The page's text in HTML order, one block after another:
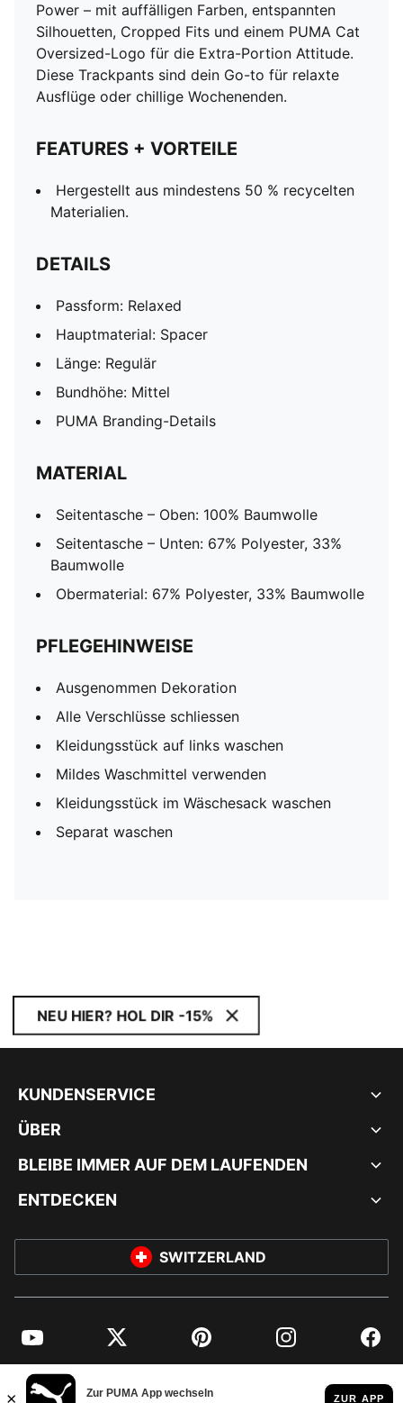
Power – mit auffälligen Farben, entspannten
Silhouetten, Cropped Fits und einem PUMA Cat
Oversized-Logo für die Extra-Portion Attitude.
Diese Trackpants sind dein Go-to für relaxte
Ausflüge oder chillige Wochenenden.
FEATURES + VORTEILE
Hergestellt aus mindestens 50 % recycelten
Materialien.
DETAILS
Passform: Relaxed
Hauptmaterial: Spacer
Länge: Regulär
Bundhöhe: Mittel
PUMA Branding-Details
MATERIAL
Seitentasche – Oben: 100% Baumwolle
Seitentasche – Unten: 67% Polyester, 33%
Baumwolle
Obermaterial: 67% Polyester, 33% Baumwolle
PFLEGEHINWEISE
Ausgenommen Dekoration
Alle Verschlüsse schliessen
Kleidungsstück auf links waschen
Mildes Waschmittel verwenden
Kleidungsstück im Wäschesack waschen
Separat waschen
NEU HIER? HOL DIR -15%
KUNDENSERVICE
ÜBER
BLEIBE IMMER AUF DEM LAUFENDEN
ENTDECKEN
SWITZERLAND
YouTube Twitter Pinterest Instagram
© PUMA EUROPE GMBH, 2026. ALLE RECHTE VORBEHALTEN
IMPRESSUM UND RECHTLICHE HINWEISE